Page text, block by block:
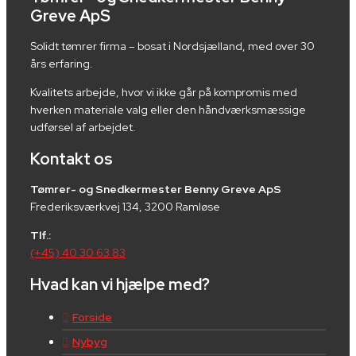
Greve ApS
Solidt tømrer firma – bosat i Nordsjælland, med over 30
års erfaring.
Kvalitets arbejde, hvor vi ikke går på kompromis med
hverken materiale valg eller den håndværksmæssige
udførsel af arbejdet.
Kontakt os
Tømrer- og Snedkermester Benny Greve ApS
Frederiksværkvej 134, 3200 Ramløse
Tlf.:
(+45) 40 30 63 83
Hvad kan vi hjælpe med?
Forside
Nybyg